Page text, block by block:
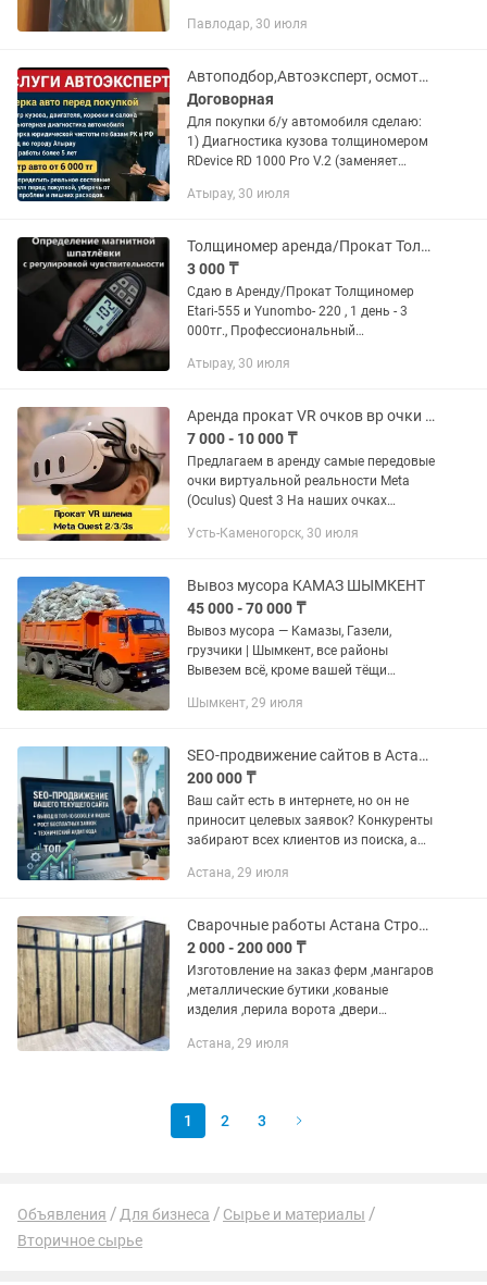
Павлодар, 30 июля
Автоподбор,Автоэксперт, осмотр авто,подбор авто
Договорная
Для покупки б/у автомобиля сделаю:
1) Диагностика кузова толщиномером
RDevice RD 1000 Pro V.2 (заменяет
цвет.мет.)осмотр на оригинальность
Атырау, 30 июля
Толщиномер аренда/Прокат Толщиномера Carsus автоподб Etari-555 Yunombo- 220
3 000 ₸
Сдаю в Аренду/Прокат Толщиномер
Etari-555 и Yunombo- 220 , 1 день - 3
000тг., Профессиональный
(определяет металлическую
Атырау, 30 июля
Аренда прокат VR очков вр очки quest
7 000 - 10 000 ₸
Предлагаем в аренду самые передовые
очки виртуальной реальности Meta
(Oculus) Quest 3 На наших очках
популярные VR игры, также можем
комплекте...
Усть-Каменогорск, 30 июля
Вывоз мусора КАМАЗ ШЫМКЕНТ
45 000 - 70 000 ₸
Вывоз мусора — Камазы, Газели,
грузчики | Шымкент, все районы
Вывезем всё, кроме вашей тёщи
ветки — нам всё по плечу! Свои
Шымкент, 29 июля
SEO-продвижение сайтов в Астане / Вывод в ТОП-10 Google и Яндекс
200 000 ₸
Ваш сайт есть в интернете, но он не
приносит целевых заявок? Конкуренты
забирают всех клиентов из поиска, а
контекст? Сделаем комплексное SEO-
Астана, 29 июля
Сварочные работы Астана Строй Мет
2 000 - 200 000 ₸
Изготовление на заказ ферм ,мангаров
,металлические бутики ,кованые
изделия ,перила ворота ,двери
обращайтесь по номеру👇ждем ваших
Астана, 29 июля
1 2 3
Объявления Для бизнеса
Сырье и материалы
Вторичное сырье